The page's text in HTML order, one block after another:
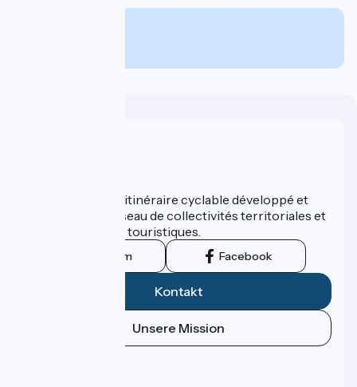
ViaRhôna est un itinéraire cyclable développé et
promu par un réseau de collectivités territoriales et
leurs institutions touristiques.
Instagram Facebook
Kontakt
Unsere Mission